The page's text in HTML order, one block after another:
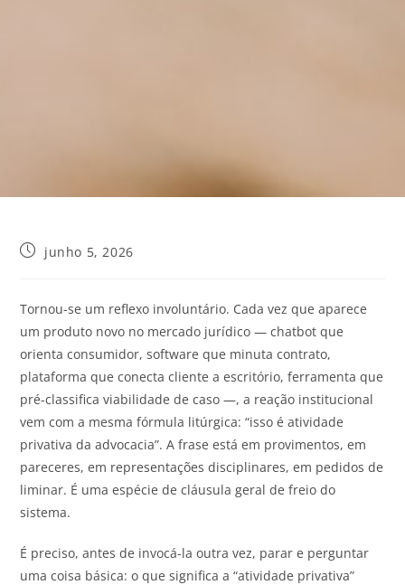
junho 5, 2026
Tornou-se um reflexo involuntário. Cada vez que aparece
um produto novo no mercado jurídico — chatbot que
orienta consumidor, software que minuta contrato,
plataforma que conecta cliente a escritório, ferramenta que
pré-classifica viabilidade de caso —, a reação institucional
vem com a mesma fórmula litúrgica: “isso é atividade
privativa da advocacia”. A frase está em provimentos, em
pareceres, em representações disciplinares, em pedidos de
liminar. É uma espécie de cláusula geral de freio do
sistema.
É preciso, antes de invocá-la outra vez, parar e perguntar
uma coisa básica: o que significa a “atividade privativa”